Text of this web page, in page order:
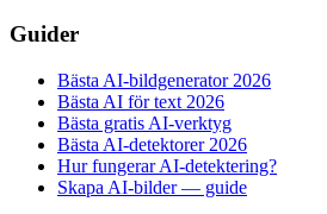
Guider
Bästa AI-bildgenerator 2026
Bästa AI för text 2026
Bästa gratis AI-verktyg
Bästa AI-detektorer 2026
Hur fungerar AI-detektering?
Skapa AI-bilder — guide